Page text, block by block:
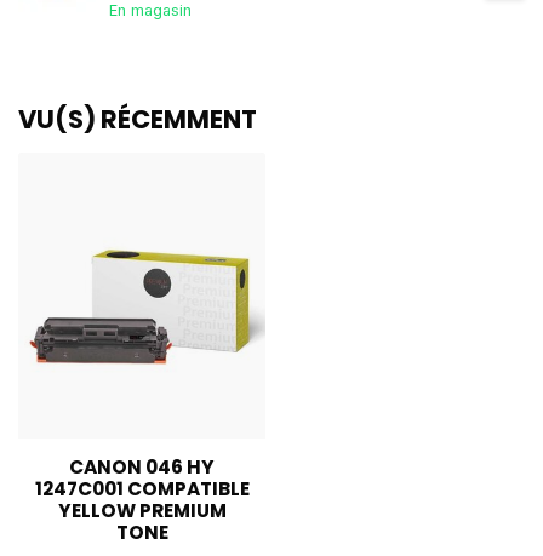
En magasin
VU(S) RÉCEMMENT
CANON 046 HY
1247C001 COMPATIBLE
YELLOW PREMIUM
TONE